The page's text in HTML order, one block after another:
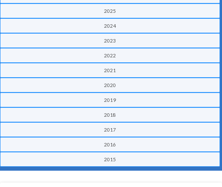
2025
2024
2023
2022
2021
2020
2019
2018
2017
2016
2015